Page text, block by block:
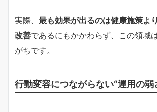
実際、 最も効果が出るのは健康施策よ
改善であるにもかかわらず、この領域
がちです。
行動変容につながらない“運用の弱